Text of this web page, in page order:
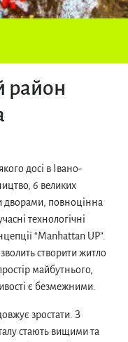
район
досі в Івано-
6 великих
дворами, повноцінна
технологічні
“Manhattan UP”.
створити житло
майбутнього,
є безмежними.
зростати. З
стають вищими та